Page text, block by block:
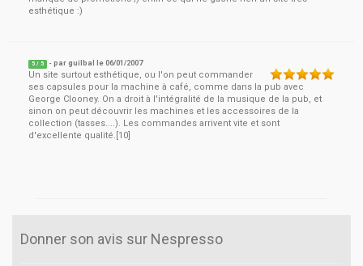
esthétique :)
5 / 5 - parguilbal le06/01/2007
Un site surtout esthétique, ou l'on peut commander
ses capsules pour la machine à café, comme dans la pub avec
George Clooney. On a droit à l'intégralité de la musique de la pub, et
sinon on peut découvrir les machines et les accessoires de la
collection (tasses....). Les commandes arrivent vite et sont
d'excellente qualité.[10]
Donner son avis sur Nespresso